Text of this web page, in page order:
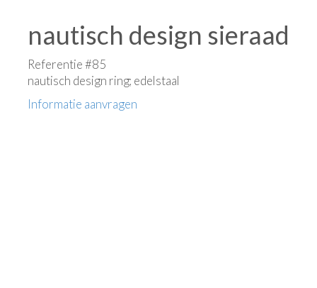
nautisch design sieraad
Referentie #85
nautisch design ring; edelstaal
Informatie aanvragen